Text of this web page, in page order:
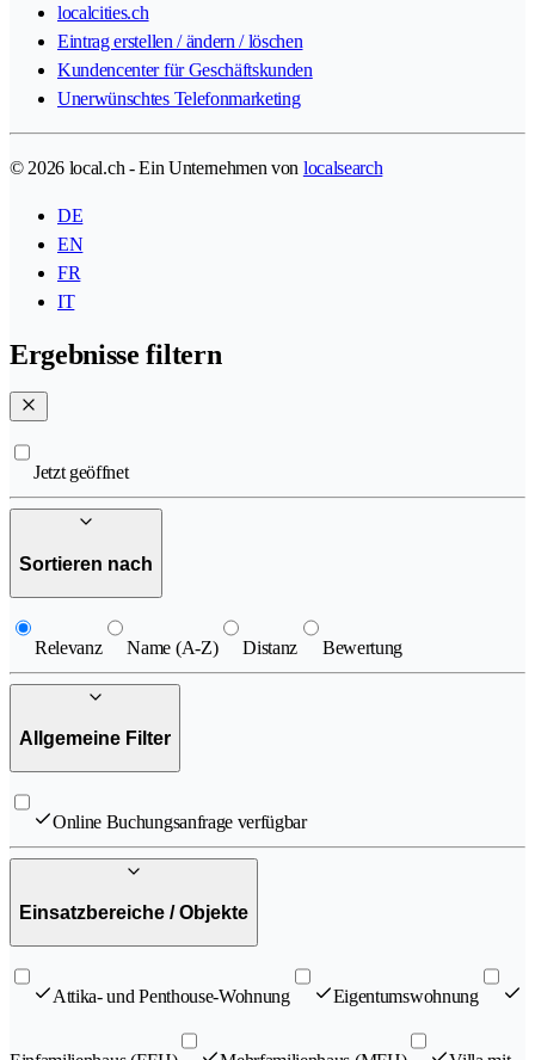
localcities.ch
Eintrag erstellen / ändern / löschen
Kundencenter für Geschäftskunden
Unerwünschtes Telefonmarketing
© 2026 local.ch - Ein Unternehmen von localsearch
DE
EN
FR
IT
Ergebnisse filtern
Jetzt geöffnet
Sortieren nach
Relevanz Name (A-Z) Distanz Bewertung
Allgemeine Filter
Online Buchungsanfrage verfügbar
Einsatzbereiche / Objekte
Attika- und Penthouse-Wohnung Eigentumswohnung